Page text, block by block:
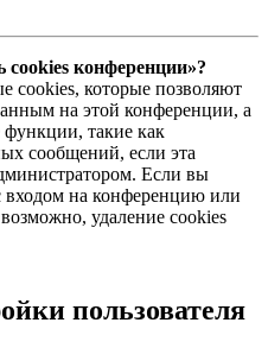
cookies конференции»?
cookies, которые позволяют
на этой конференции, а
такие как
сообщений, если эта
Если вы
входом на конференцию или
удаление cookies
пользователя